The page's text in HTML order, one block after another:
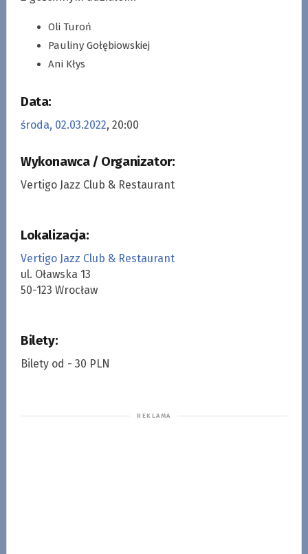
Oli Turoń
Pauliny Gołębiowskiej
Ani Kłys
Data:
środa, 02.03.2022, 20:00
Wykonawca / Organizator:
Vertigo Jazz Club & Restaurant
Lokalizacja:
Vertigo Jazz Club & Restaurant
ul. Oławska 13
50-123 Wrocław
Bilety:
Bilety od - 30 PLN